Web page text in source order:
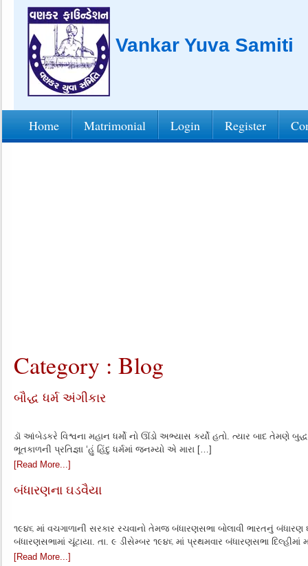
Vankar Yuva Samiti
Home Matrimonial Login Register
Category : Blog
બૌદ્ધ ધર્મ અંગીકાર
ડૉ આંબેડકરે વિશ્વના મહાન ધર્મો નો ઊંડો અભ્યાસ કર્યો હતો. ત્યાર બાદ તેમણે
ભૂતકાળની પ્રતિજ્ઞા ‘હું હિંદુ ધર્મમાં જનમ્યો એ મારા […]
[Read More...]
બંધારણના ઘડવૈયા
૧૯૪૬ માં વચગાળાની સરકાર રચવાનો તેમજ બંધારણસભા બોલાવી ભારતનું
બંધારણસભામાં ચૂંટાયા. તા. ૯ ડીસેમ્બર ૧૯૪૬ માં પ્રથમવાર બંધારણસભા
[Read More...]